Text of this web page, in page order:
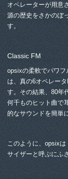
オペレーターが用意
源の歴史をさかのぼ
す。
Classic FM
opsixの柔軟でパワフ
は、真の6オペレー
す。その結果、80年
何千ものヒット曲で
的なサウンドを簡単
このように、opsix
サイザーと呼ぶにふ